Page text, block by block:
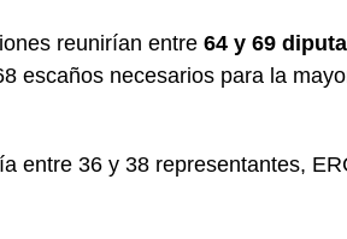
reunirían entre 64 y 69
escaños necesarios para la
entre 36 y 38 representantes,